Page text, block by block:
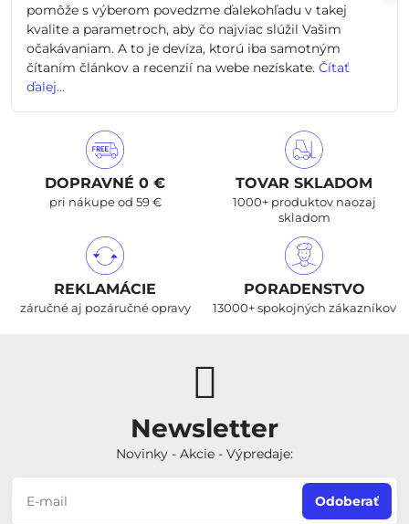
pomôže s výberom povedzme ďalekohľadu v takej
kvalite a parametroch, aby čo najviac slúžil Vašim
očakávaniam. A to je devíza, ktorú iba samotným
čítaním článkov a recenzií na webe nezískate. Čítať
ďalej...
DOPRAVNÉ 0 €
pri nákupe od 59 €
TOVAR SKLADOM
1000+ produktov naozaj
skladom
REKLAMÁCIE
záručné aj pozáručné opravy
PORADENSTVO
13000+ spokojných zákazníkov
Newsletter
Novinky - Akcie - Výpredaje:
Odoberať